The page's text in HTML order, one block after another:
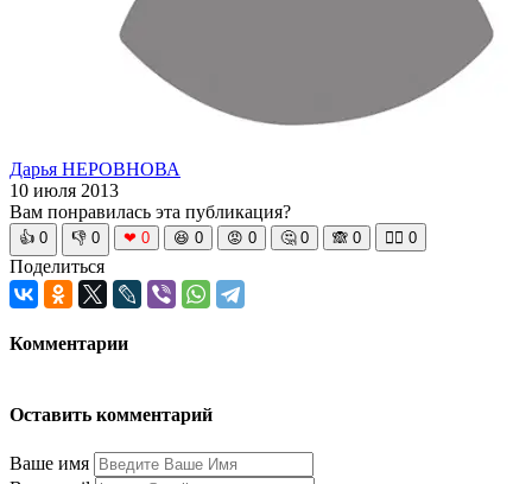
Дарья НЕРОВНОВА
10 июля 2013
Вам понравилась эта публикация?
👍 0 👎 0 ❤ 0 😆 0 😡 0 🤔 0 🙈 0 🧘‍♀️ 0
Поделиться
Комментарии
Оставить комментарий
Ваше имя